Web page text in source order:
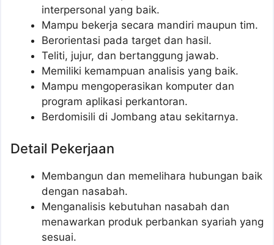
interpersonal yang baik.
Mampu bekerja secara mandiri maupun tim.
Berorientasi pada target dan hasil.
Teliti, jujur, dan bertanggung jawab.
Memiliki kemampuan analisis yang baik.
Mampu mengoperasikan komputer dan
program aplikasi perkantoran.
Berdomisili di Jombang atau sekitarnya.
Detail Pekerjaan
Membangun dan memelihara hubungan baik
dengan nasabah.
Menganalisis kebutuhan nasabah dan
menawarkan produk perbankan syariah yang
sesuai.